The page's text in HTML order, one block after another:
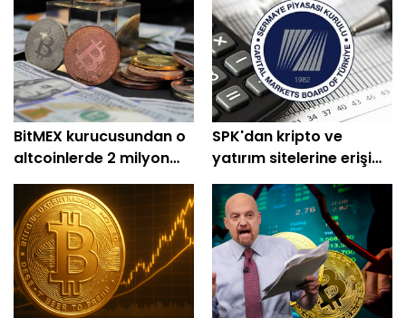
BitMEX kurucusundan o
altcoinlerde 2 milyon
dolarlık alım
SPK'dan kripto ve
yatırım sitelerine erişim
engeli